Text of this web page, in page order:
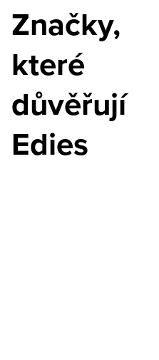
Značky,
které
důvěřují
Edies